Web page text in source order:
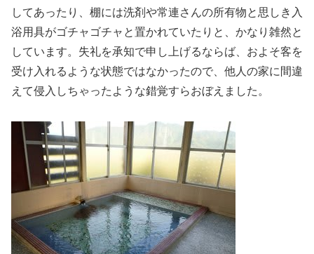
してあったり、棚には洗剤や常連さんの所有物と思しき入
浴用具がゴチャゴチャと置かれていたりと、かなり雑然と
しています。失礼を承知で申し上げるならば、およそ客を
受け入れるような状態ではなかったので、他人の家に間違
えて侵入しちゃったような錯覚すらおぼえました。